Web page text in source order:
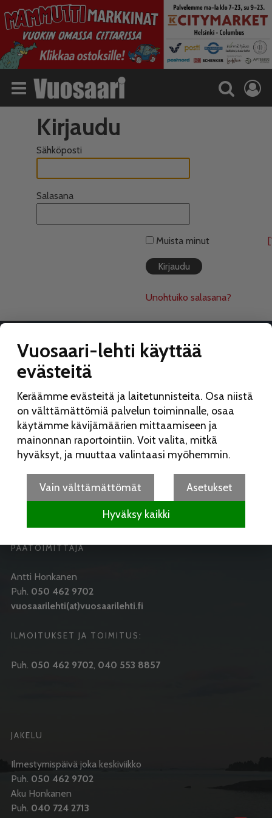
Kirjaudu
Sähköposti
Salasana
Muista minut
Unohtuiko salasana?
VUOSAARI-LEHTI
Toimitus:
Vuosaari-lehti
Merikorttikuja 6 E
00960 Helsinki
Puh:
050 462 9702
vuosaarilehti(at)vuosaarilehti.fi
PÄÄTOIMITTAJA
Antti Honkanen
Puh. 050 462 9702
vuosaarilehti(at)vuosaarilehti.fi
ILMOITUKSET JA TOIMITUS:
Puh. 050 462 9702, 040 553 8857
JAKELU
Ilmestymispäivä joka keskiviikko
Puh. 050 462 9702
Aku Honkanen
Puh. 040 724 2713
Vuosaari-lehti käyttää
evästeitä
Keräämme evästeitä ja laitetunnisteita. Osa niistä
on välttämättömiä palvelun toiminnalle, osaa
käytämme kävijämäärien mittaamiseen ja
mainonnan raportointiin. Voit valita, mitkä
hyväksyt, ja muuttaa valintaasi myöhemmin.
Vain välttämättömät Asetukset
Hyväksy kaikki